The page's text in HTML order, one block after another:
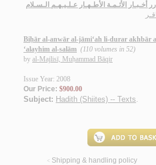
أخـبـار الأئـمـة الأطـهـار عـلـيـهـم الـسـلام
Biḥār al-anwār al-jāmi‘ah li-durar akhbār
‘alayhim al-salām (110 volumes in 52)
by al-Majlisī, Muḥammad Bāqir
Issue Year: 2008
Our Price: $900.00
Subject: Hadith (Shiites) -- Texts.
< Shipping & handling policy